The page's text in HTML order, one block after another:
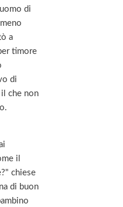
di
a
timore
di
che non
il
chiese
di buon